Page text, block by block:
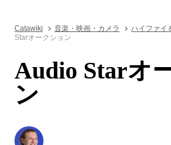
Catawiki 音楽・映画・カメラ ハイファイ
Starオークション
Audio Starオ
ン